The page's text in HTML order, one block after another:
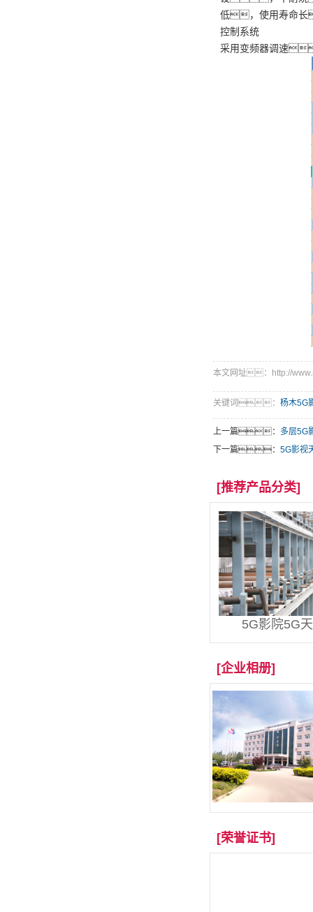
低，使用寿命
控制系统
采用变频器调速
本文网址：http://
关键词： 杨木5G
上一篇： 多层5G
下一篇： 5G影视
[推荐产品分类]
5G影院5G
[企业相册]
[荣誉证书]